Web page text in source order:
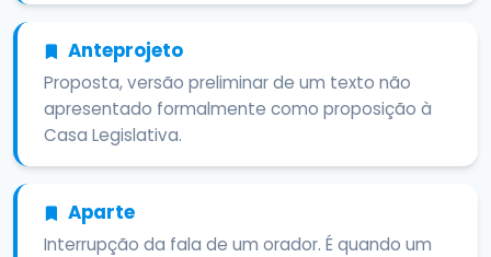
Anteprojeto
Proposta, versão preliminar de um texto não
apresentado formalmente como proposição à
Casa Legislativa.
Aparte
Interrupção da fala de um orador. É quando um